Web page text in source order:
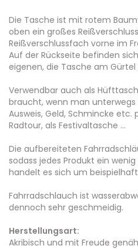
Die Tasche ist mit rotem
oben ein großes
Reißverschlussfach vorne im
Auf der Rückseite befinden
eigenen, die Tasche am
Verwendbar auch als
braucht, wenn man unterwegs
Ausweis, Geld, Schmincke etc.
Radtour, als Festivaltasche ...
Die aufbereiteten
sodass jedes Produkt ein
handelt es sich um
Fahrradschlauch ist
dennoch sehr geschmeidig.
Herstellungsart:
Akribisch und mit Freude